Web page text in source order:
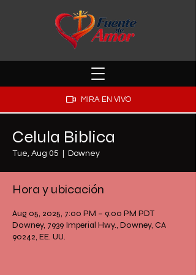
MIRA EN VIVO
Celula Biblica
Tue, Aug 05 Downey
Hora y ubicación
Aug 05, 2025, 7:00 PM – 9:00 PM PDT
Downey, 7939 Imperial Hwy., Downey, CA
90242, EE. UU.